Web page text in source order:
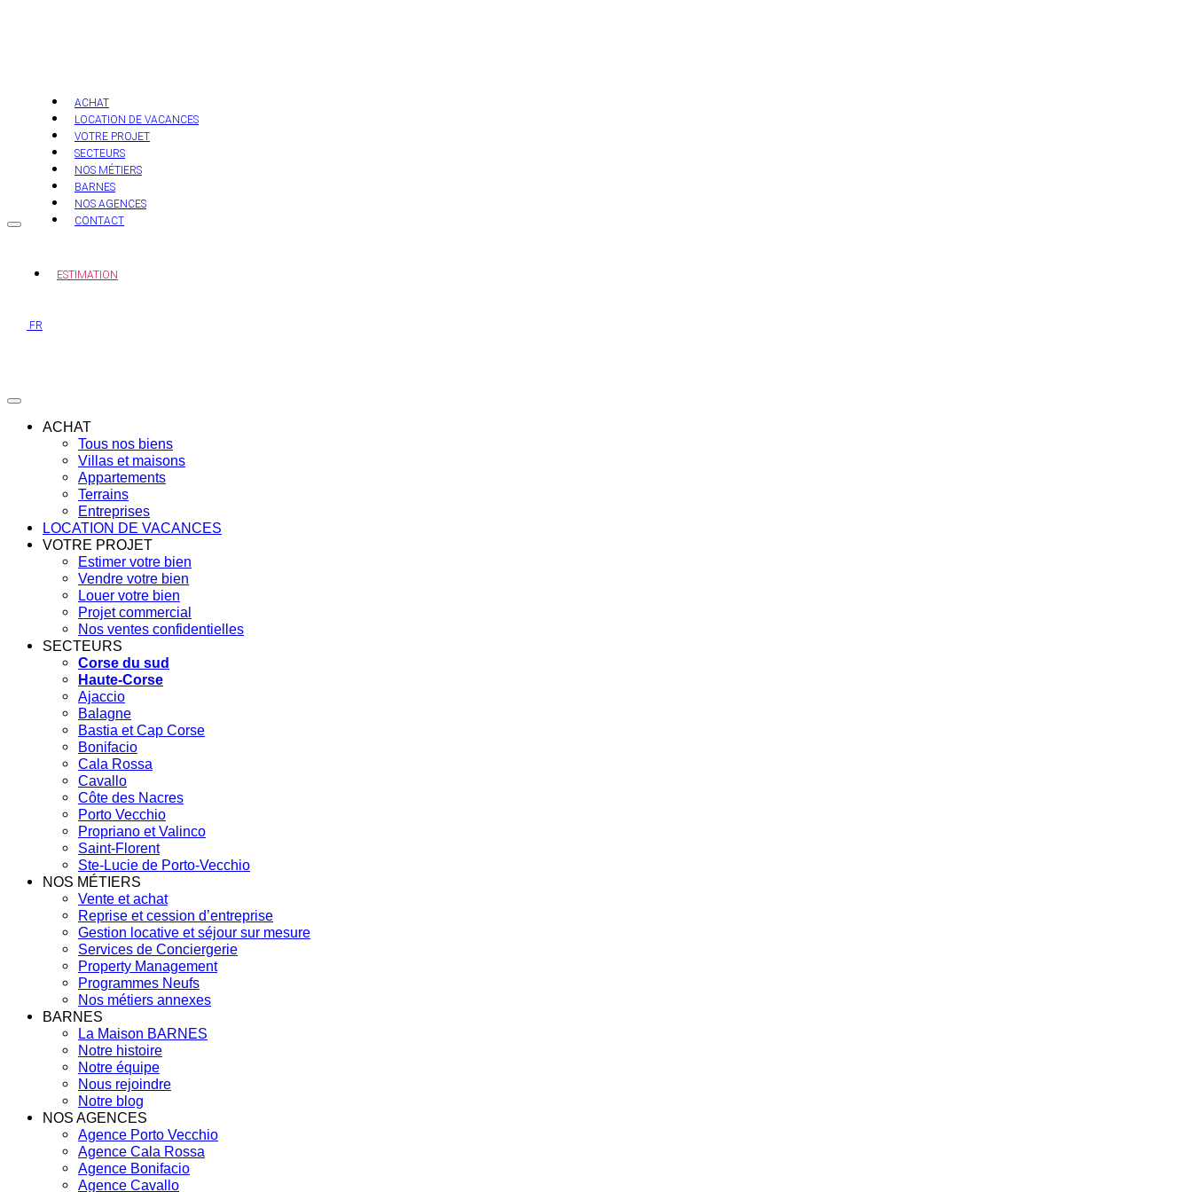
ACHAT
LOCATION DE VACANCES
VOTRE PROJET
SECTEURS
NOS MÉTIERS
BARNES
NOS AGENCES
CONTACT
ESTIMATION
FR
ACHAT
Tous nos biens
Villas et maisons
Appartements
Terrains
Entreprises
LOCATION DE VACANCES
VOTRE PROJET
Estimer votre bien
Vendre votre bien
Louer votre bien
Projet commercial
Nos ventes confidentielles
SECTEURS
Corse du sud
Haute-Corse
Ajaccio
Balagne
Bastia et Cap Corse
Bonifacio
Cala Rossa
Cavallo
Côte des Nacres
Porto Vecchio
Propriano et Valinco
Saint-Florent
Ste-Lucie de Porto-Vecchio
NOS MÉTIERS
Vente et achat
Reprise et cession d’entreprise
Gestion locative et séjour sur mesure
Services de Conciergerie
Property Management
Programmes Neufs
Nos métiers annexes
BARNES
La Maison BARNES
Notre histoire
Notre équipe
Nous rejoindre
Notre blog
NOS AGENCES
Agence Porto Vecchio
Agence Cala Rossa
Agence Bonifacio
Agence Cavallo